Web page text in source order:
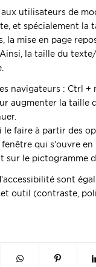
utilisateurs de
et spécialement la
la mise en page
la taille du
navigateurs : Ctrl +
augmenter la taille
le faire à partir des
qui s’ouvre en
sur le pictogramme
sont
outil (contraste,